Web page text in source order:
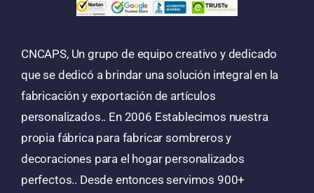
CNCAPS, Un grupo de equipo creativo y dedicado
que se dedicó a brindar una solución integral en la
fabricación y exportación de artículos
personalizados.. En 2006 Establecimos nuestra
propia fábrica para fabricar sombreros y
decoraciones para el hogar personalizados
perfectos.. Desde entonces servimos 900+